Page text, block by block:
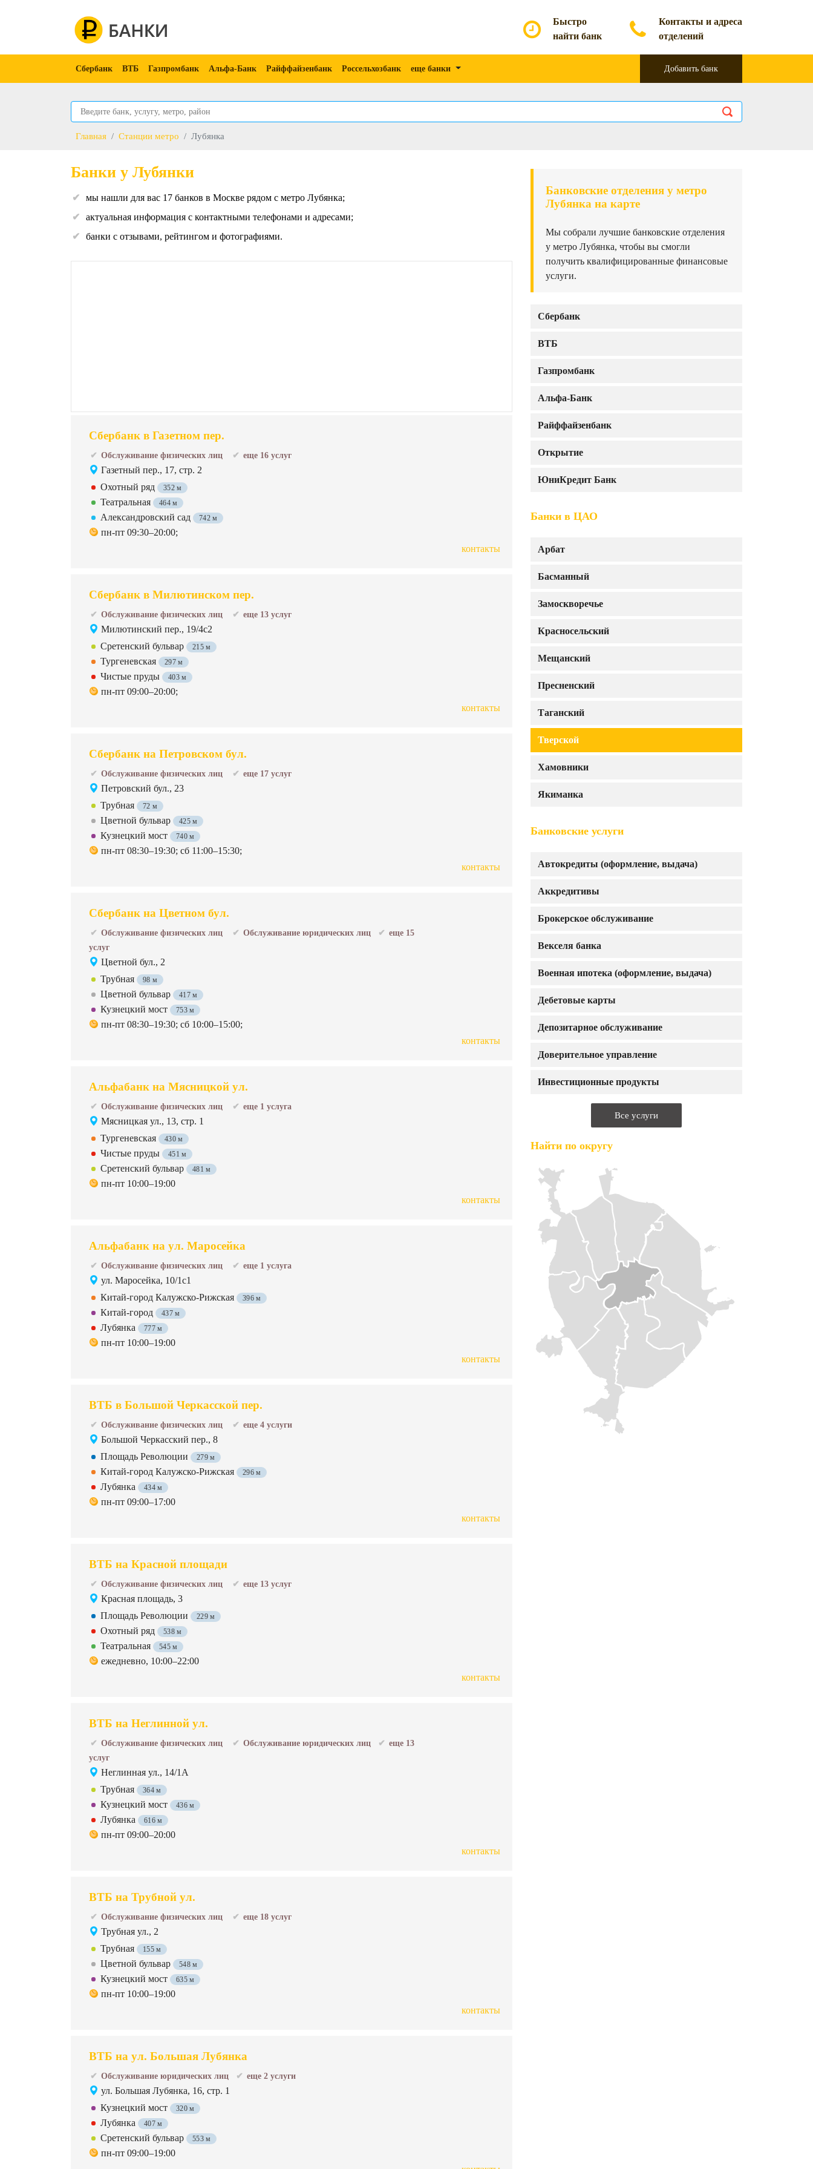
Быстро
найти банк
Контакты и адреса
отделений
Сбербанк ВТБ Газпромбанк Альфа-Банк Райффайзенбанк Россельхозбанк еще банки Добавить банк
Главная Станции метро Лубянка
Банковские отделения у метро
Лубянка на карте
Мы собрали лучшие банковские отделения
у метро Лубянка, чтобы вы смогли
получить квалифицированные финансовые
услуги.
Сбербанк
ВТБ
Газпромбанк
Альфа-Банк
Райффайзенбанк
Открытие
ЮниКредит Банк
Банки в ЦАО
Арбат
Басманный
Замоскворечье
Красносельский
Мещанский
Пресненский
Таганский
Тверской
Хамовники
Якиманка
Банковские услуги
Автокредиты (оформление, выдача)
Аккредитивы
Брокерское обслуживание
Векселя банка
Военная ипотека (оформление, выдача)
Дебетовые карты
Депозитарное обслуживание
Доверительное управление
Инвестиционные продукты
Все услуги
Найти по округу
Банки у Лубянки
мы нашли для вас 17 банков в Москве рядом с метро Лубянка;
актуальная информация с контактными телефонами и адресами;
банки с отзывами, рейтингом и фотографиями.
Сбербанк в Газетном пер.
Обслуживание физических лиц еще 16 услуг
Газетный пер., 17, стр. 2
Охотный ряд
352 м
Театральная 464 м
Александровский сад 742 м
пн-пт 09:30–20:00;
контакты
Сбербанк в Милютинском пер.
Обслуживание физических лиц еще 13 услуг
Милютинский пер., 19/4с2
Сретенский бульвар
215 м
Тургеневская 297 м
Чистые пруды 403 м
пн-пт 09:00–20:00;
контакты
Сбербанк на Петровском бул.
Обслуживание физических лиц еще 17 услуг
Петровский бул., 23
Трубная
72 м
Цветной бульвар 425 м
Кузнецкий мост 740 м
пн-пт 08:30–19:30; сб 11:00–15:30;
контакты
Сбербанк на Цветном бул.
Обслуживание физических лиц Обслуживание юридических лиц
еще 15
услуг
Цветной бул., 2
Трубная
98 м
Цветной бульвар 417 м
Кузнецкий мост 753 м
пн-пт 08:30–19:30; сб 10:00–15:00;
контакты
Альфабанк на Мясницкой ул.
Обслуживание физических лиц еще 1 услуга
Мясницкая ул., 13, стр. 1
Тургеневская
430 м
Чистые пруды 451 м
Сретенский бульвар 481 м
пн-пт 10:00–19:00
контакты
Альфабанк на ул. Маросейка
Обслуживание физических лиц еще 1 услуга
ул. Маросейка, 10/1с1
Китай-город Калужско-Рижская
396 м
Китай-город 437 м
Лубянка 777 м
пн-пт 10:00–19:00
контакты
ВТБ в Большой Черкасской пер.
Обслуживание физических лиц еще 4 услуги
Большой Черкасский пер., 8
Площадь Революции
279 м
Китай-город Калужско-Рижская 296 м
Лубянка 434 м
пн-пт 09:00–17:00
контакты
ВТБ на Красной площади
Обслуживание физических лиц еще 13 услуг
Красная площадь, 3
Площадь Революции
229 м
Охотный ряд 538 м
Театральная 545 м
ежедневно, 10:00–22:00
контакты
ВТБ на Неглинной ул.
Обслуживание физических лиц Обслуживание юридических лиц
еще 13
услуг
Неглинная ул., 14/1А
Трубная
364 м
Кузнецкий мост 436 м
Лубянка 616 м
пн-пт 09:00–20:00
контакты
ВТБ на Трубной ул.
Обслуживание физических лиц еще 18 услуг
Трубная ул., 2
Трубная
155 м
Цветной бульвар 548 м
Кузнецкий мост 635 м
пн-пт 10:00–19:00
контакты
ВТБ на ул. Большая Лубянка
Обслуживание юридических лиц еще 2 услуги
ул. Большая Лубянка, 16, стр. 1
Кузнецкий мост
320 м
Лубянка 407 м
Сретенский бульвар 553 м
пн-пт 09:00–19:00